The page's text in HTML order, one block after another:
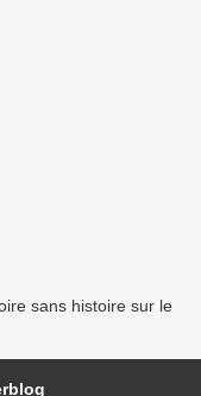
sans histoire sur le